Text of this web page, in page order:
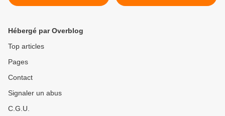
socialistes >
Hébergé par Overblog
Top articles
Pages
Contact
Signaler un abus
C.G.U.